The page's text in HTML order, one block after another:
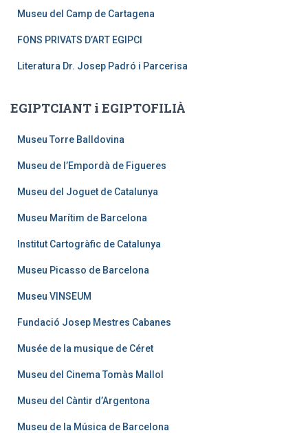
Museu del Camp de Cartagena
FONS PRIVATS D’ART EGIPCI
Literatura Dr. Josep Padró i Parcerisa
EGIPTCIANT i EGIPTOFILIÀ
Museu Torre Balldovina
Museu de l’Empordà de Figueres
Museu del Joguet de Catalunya
Museu Marítim de Barcelona
Institut Cartogràfic de Catalunya
Museu Picasso de Barcelona
Museu VINSEUM
Fundació Josep Mestres Cabanes
Musée de la musique de Céret
Museu del Cinema Tomàs Mallol
Museu del Càntir d’Argentona
Museu de la Música de Barcelona